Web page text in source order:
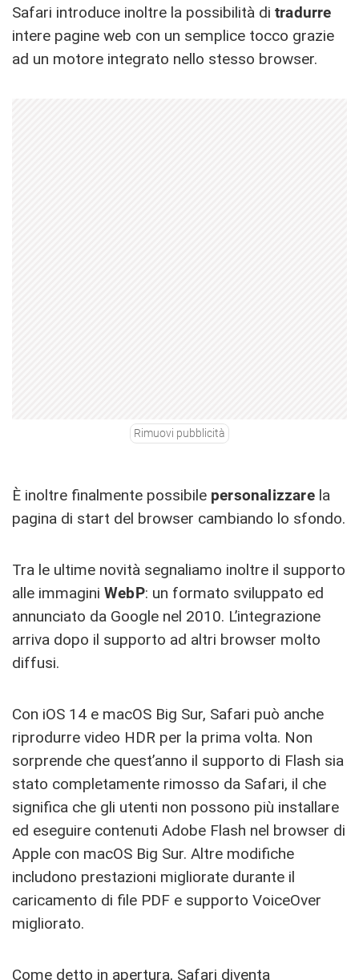
Safari introduce inoltre la possibilità di tradurre
intere pagine web con un semplice tocco grazie
ad un motore integrato nello stesso browser.
Rimuovi pubblicità
È inoltre finalmente possibile personalizzarela
pagina di start del browser cambiando lo sfondo.
Tra le ultime novità segnaliamo inoltre il supporto
alle immagini WebP: un formato sviluppato ed
annunciato da Google nel 2010. L’integrazione
arriva dopo il supporto ad altri browser molto
diffusi.
Con iOS 14 e macOS Big Sur, Safari può anche
riprodurre video HDR per la prima volta. Non
sorprende che quest’anno il supporto di Flash sia
stato completamente rimosso da Safari, il che
significa che gli utenti non possono più installare
ed eseguire contenuti Adobe Flash nel browser di
Apple con macOS Big Sur. Altre modifiche
includono prestazioni migliorate durante il
caricamento di file PDF e supporto VoiceOver
migliorato.
Come detto in apertura, Safari diventa